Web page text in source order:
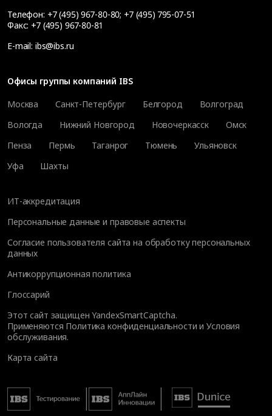
Телефон: +7 (495) 967-80-80; +7 (495) 795-07-51
Факс: +7 (495) 967-80-81
E-mail: ibs@ibs.ru
Офисы группы компаний IBS
Москва
Санкт-Петербург Белгород
Волгоград
Вологда
Нижний Новгород Новочеркасск
Омск
Пенза
Пермь Таганрог Тюмень
Ульяновск
Уфа
Шахты
ИТ-аккредитация
Персональные данные и правовые аспекты
Согласие пользователя сайта на обработку персональных
данных
Антикоррупционная политика
Глоссарий
Этот сайт защищен YandexSmartCaptcha.
Применяются Политика конфиденциальности иУсловия
обслуживания.
Карта сайта